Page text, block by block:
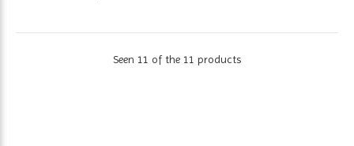
Seen 11 of the 11 products